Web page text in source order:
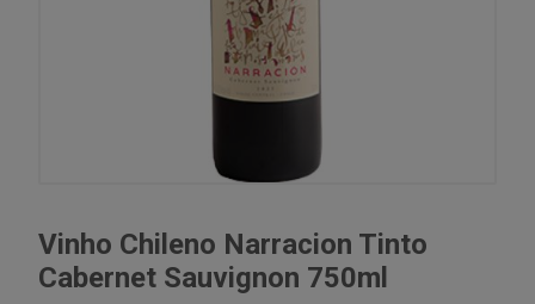
Vinho Chileno Narracion Tinto
Cabernet Sauvignon 750ml